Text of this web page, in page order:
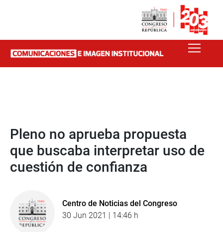
Pleno no aprueba propuesta
que buscaba interpretar uso de
cuestión de confianza
Centro de Noticias del Congreso
30 Jun 2021 | 14:46 h